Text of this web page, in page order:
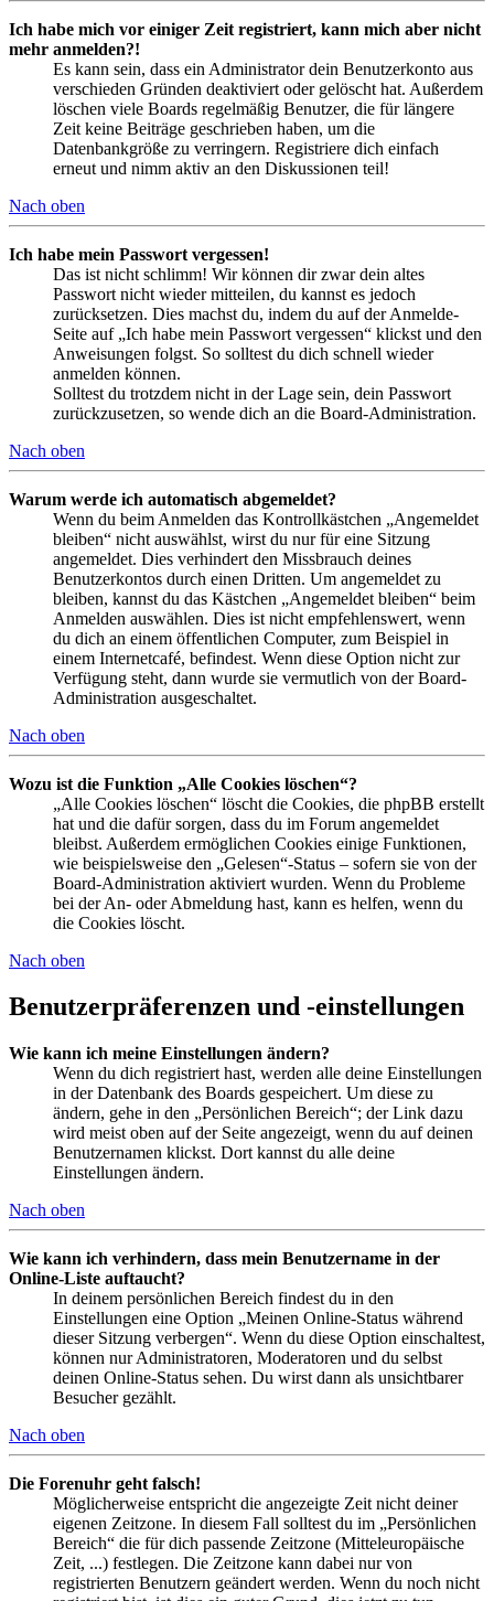
Ich habe mich vor einiger Zeit registriert, kann mich aber nicht
mehr anmelden?!
Es kann sein, dass ein Administrator dein Benutzerkonto aus
verschieden Gründen deaktiviert oder gelöscht hat. Außerdem
löschen viele Boards regelmäßig Benutzer, die für längere
Zeit keine Beiträge geschrieben haben, um die
Datenbankgröße zu verringern. Registriere dich einfach
erneut und nimm aktiv an den Diskussionen teil!
Nach oben
Ich habe mein Passwort vergessen!
Das ist nicht schlimm! Wir können dir zwar dein altes
Passwort nicht wieder mitteilen, du kannst es jedoch
zurücksetzen. Dies machst du, indem du auf der Anmelde-
Seite auf „Ich habe mein Passwort vergessen“ klickst und den
Anweisungen folgst. So solltest du dich schnell wieder
anmelden können.
Solltest du trotzdem nicht in der Lage sein, dein Passwort
zurückzusetzen, so wende dich an die Board-Administration.
Nach oben
Warum werde ich automatisch abgemeldet?
Wenn du beim Anmelden das Kontrollkästchen „Angemeldet
bleiben“ nicht auswählst, wirst du nur für eine Sitzung
angemeldet. Dies verhindert den Missbrauch deines
Benutzerkontos durch einen Dritten. Um angemeldet zu
bleiben, kannst du das Kästchen „Angemeldet bleiben“ beim
Anmelden auswählen. Dies ist nicht empfehlenswert, wenn
du dich an einem öffentlichen Computer, zum Beispiel in
einem Internetcafé, befindest. Wenn diese Option nicht zur
Verfügung steht, dann wurde sie vermutlich von der Board-
Administration ausgeschaltet.
Nach oben
Wozu ist die Funktion „Alle Cookies löschen“?
„Alle Cookies löschen“ löscht die Cookies, die phpBB erstellt
hat und die dafür sorgen, dass du im Forum angemeldet
bleibst. Außerdem ermöglichen Cookies einige Funktionen,
wie beispielsweise den „Gelesen“-Status – sofern sie von der
Board-Administration aktiviert wurden. Wenn du Probleme
bei der An- oder Abmeldung hast, kann es helfen, wenn du
die Cookies löscht.
Nach oben
Benutzerpräferenzen und -einstellungen
Wie kann ich meine Einstellungen ändern?
Wenn du dich registriert hast, werden alle deine Einstellungen
in der Datenbank des Boards gespeichert. Um diese zu
ändern, gehe in den „Persönlichen Bereich“; der Link dazu
wird meist oben auf der Seite angezeigt, wenn du auf deinen
Benutzernamen klickst. Dort kannst du alle deine
Einstellungen ändern.
Nach oben
Wie kann ich verhindern, dass mein Benutzername in der
Online-Liste auftaucht?
In deinem persönlichen Bereich findest du in den
Einstellungen eine Option „Meinen Online-Status während
dieser Sitzung verbergen“. Wenn du diese Option einschaltest,
können nur Administratoren, Moderatoren und du selbst
deinen Online-Status sehen. Du wirst dann als unsichtbarer
Besucher gezählt.
Nach oben
Die Forenuhr geht falsch!
Möglicherweise entspricht die angezeigte Zeit nicht deiner
eigenen Zeitzone. In diesem Fall solltest du im „Persönlichen
Bereich“ die für dich passende Zeitzone (Mitteleuropäische
Zeit, ...) festlegen. Die Zeitzone kann dabei nur von
registrierten Benutzern geändert werden. Wenn du noch nicht